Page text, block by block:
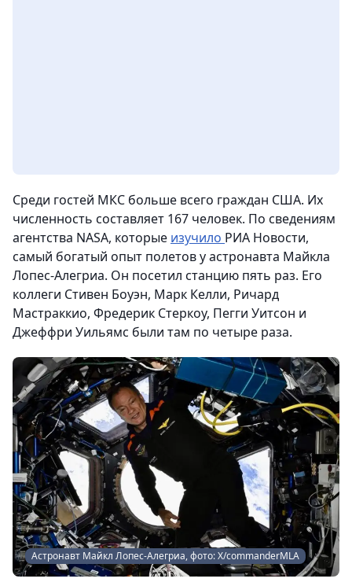
Среди гостей МКС больше всего граждан США. Их
численность составляет 167 человек. По сведениям
агентства NASA, которые изучило РИА Новости,
самый богатый опыт полетов у астронавта Майкла
Лопес-Алегриа. Он посетил станцию пять раз. Его
коллеги Стивен Боуэн, Марк Келли, Ричард
Мастраккио, Фредерик Стеркоу, Пегги Уитсон и
Джеффри Уильямс были там по четыре раза.
Астронавт Майкл Лопес-Алегриа, фото: X/сommanderMLA